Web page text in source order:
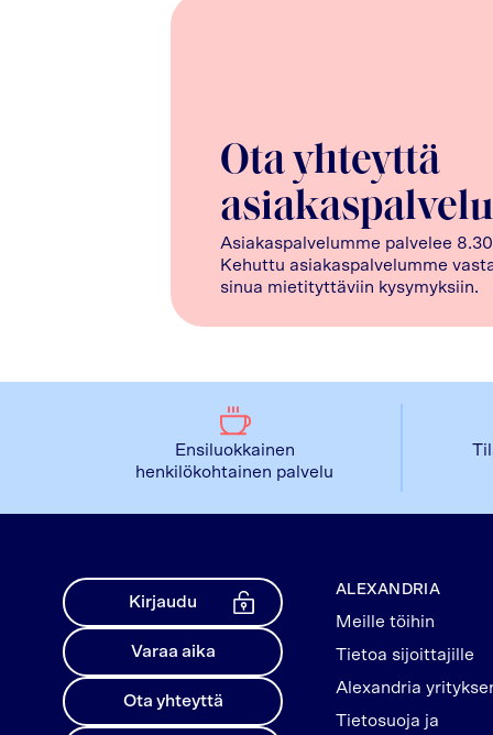
Ota yhteyttä
Asiakaspalvelumme palvelee
Kehuttu asiakaspalvelumme
sinua mietityttäviin kysymyksiin.
Ensiluokkainen
henkilökohtainen palvelu
Kirjaudu
Varaa aika
Ota yhteyttä
ALEXANDRIA
Meille töihin
Tietoa sijoittajille
Alexandria
Tietosuoja ja